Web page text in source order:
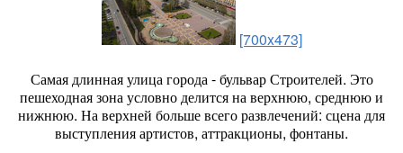
[700x473]
Самая длинная улица города - бульвар Строителей. Это
пешеходная зона условно делится на верхнюю, среднюю и
нижнюю. На верхней больше всего развлечений: сцена для
выступления артистов, аттракционы, фонтаны.